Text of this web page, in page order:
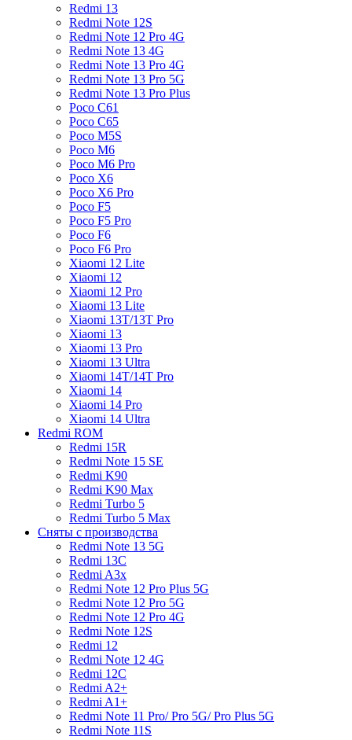
Redmi 13
Redmi Note 12S
Redmi Note 12 Pro 4G
Redmi Note 13 4G
Redmi Note 13 Pro 4G
Redmi Note 13 Pro 5G
Redmi Note 13 Pro Plus
Poco C61
Poco C65
Poco M5S
Poco M6
Poco M6 Pro
Poco X6
Poco X6 Pro
Poco F5
Poco F5 Pro
Poco F6
Poco F6 Pro
Xiaomi 12 Lite
Xiaomi 12
Xiaomi 12 Pro
Xiaomi 13 Lite
Xiaomi 13T/13T Pro
Xiaomi 13
Xiaomi 13 Pro
Xiaomi 13 Ultra
Xiaomi 14T/14T Pro
Xiaomi 14
Xiaomi 14 Pro
Xiaomi 14 Ultra
Redmi ROM
Redmi 15R
Redmi Note 15 SE
Redmi K90
Redmi K90 Max
Redmi Turbo 5
Redmi Turbo 5 Max
Сняты с производства
Redmi Note 13 5G
Redmi 13C
Redmi A3x
Redmi Note 12 Pro Plus 5G
Redmi Note 12 Pro 5G
Redmi Note 12 Pro 4G
Redmi Note 12S
Redmi 12
Redmi Note 12 4G
Redmi 12C
Redmi A2+
Redmi A1+
Redmi Note 11 Pro/ Pro 5G/ Pro Plus 5G
Redmi Note 11S